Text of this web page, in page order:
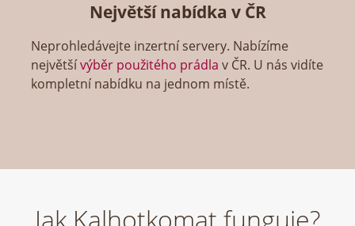
Největší nabídka v ČR
Neprohledávejte inzertní servery. Nabízíme
největšívýběr použitého prádla v ČR. U nás vidíte
kompletní nabídku na jednom místě.